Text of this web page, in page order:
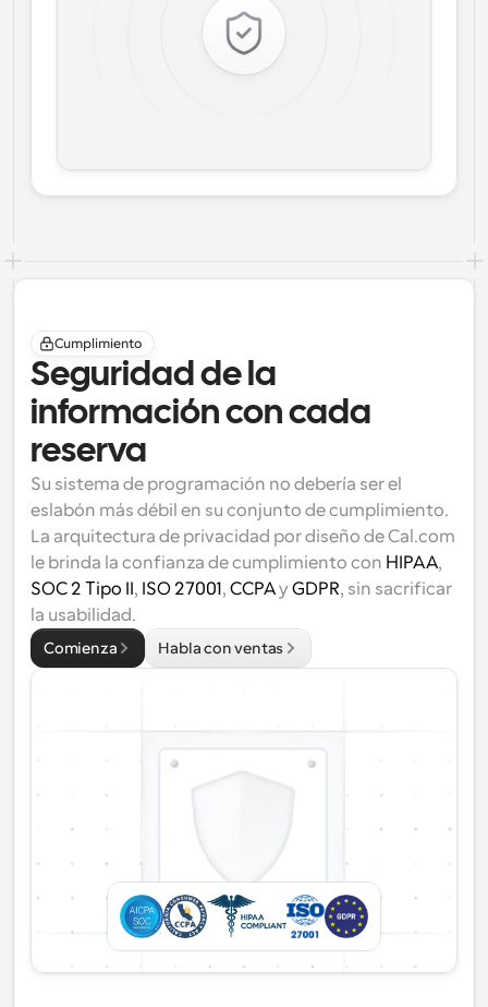
Cumplimiento
Seguridad de la
información con cada
reserva
Su sistema de programación no debería ser el
eslabón más débil en su conjunto de cumplimiento.
La arquitectura de privacidad por diseño de Cal.com
le brinda la confianza de cumplimiento con HIPAA
SOC 2 Tipo II, ISO 27001, CCPA y GDPR, sin sacrificar
la usabilidad.
Comienza Habla con ventas